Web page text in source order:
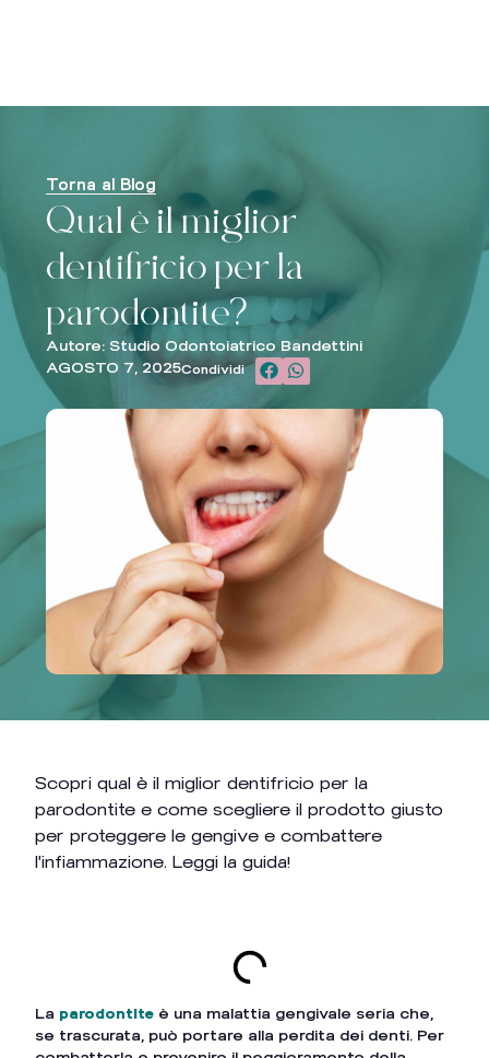
Torna al Blog
Qual è il miglior
dentifricio per la
parodontite?
Autore: Studio Odontoiatrico Bandettini
AGOSTO 7, 2025Condividi
Scopri qual è il miglior dentifricio per la
parodontite e come scegliere il prodotto giusto
per proteggere le gengive e combattere
l'infiammazione. Leggi la guida!
La parodontite è una malattia gengivale seria che,
se trascurata, può portare alla perdita dei denti. Per